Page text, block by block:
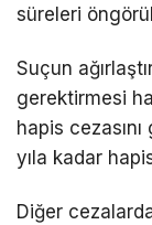
süreleri
Suçun
gerektirmesi
hapis
yıla kadar
Diğer